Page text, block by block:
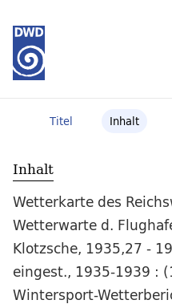
Titel Inhalt
Inhalt
Wetterkarte des
Wetterwarte d.
Klotzsche, 1935,27 -
eingest., 1935-1939 :
Wintersport-